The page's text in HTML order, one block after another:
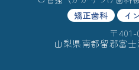
矯正歯科
イ
〒401-
山梨県南都留郡富